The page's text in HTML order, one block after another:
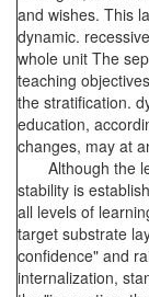
and wishes. This
dynamic.
whole unit The
teaching
the stratification.
education,
changes, may at
Although the
stability is
all levels of
target substrate
confidence" and
internalization,